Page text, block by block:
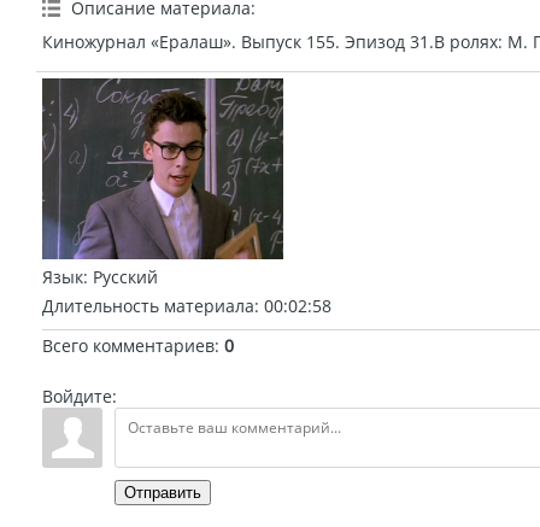
Описание материала:
Киножурнал «Ералаш». Выпуск 155. Эпизод 31.В ролях: М.
Язык: Русский
Длительность материала: 00:02:58
Всего комментариев: 0
Войдите:
Отправить